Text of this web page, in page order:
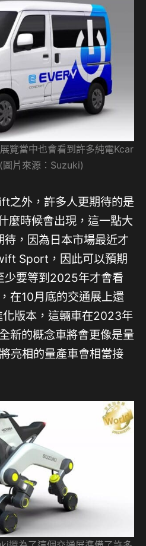
覽當中也會看到許多純電Kcar
片來源：Suzuki)
之外，許多人更期待的是
麼時候會出現，這一點大
，因為日本市場最近才
Sport，因此可以預期
少要等到2025年才會看
在10月底的交通展上還
化版本，這輛車在2023年
新的概念車將會更像是量
亮相的量產車會相當接